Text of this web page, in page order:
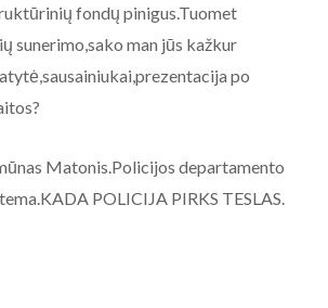
fondų pinigus.Tuomet
sunerimo,sako man jūs kažkur
po
Matonis.Policijos departamento
POLICIJA PIRKS TESLAS.